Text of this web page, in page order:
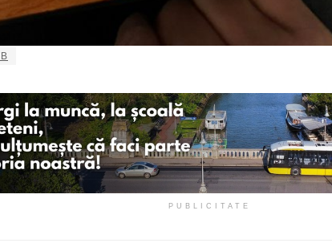
PUBLICITATE